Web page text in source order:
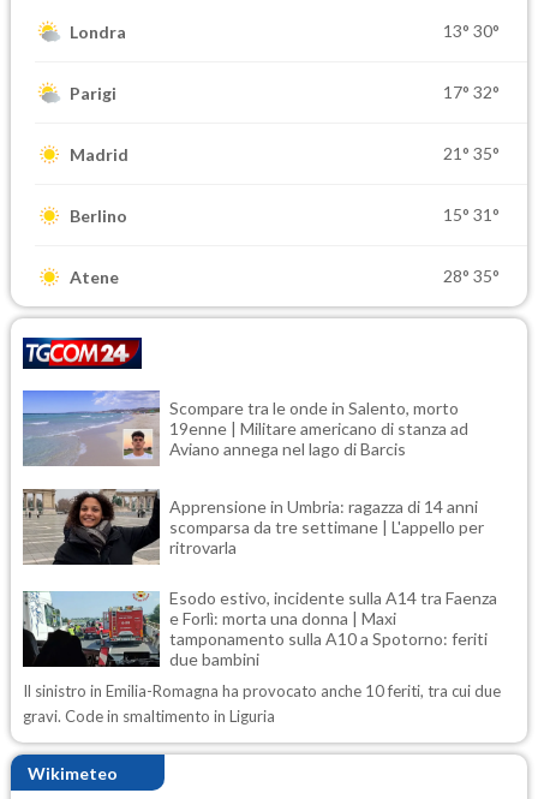
Londra 13° 30°
Parigi 17° 32°
Madrid 21° 35°
Berlino 15° 31°
Atene 28° 35°
Scompare tra le onde in Salento, morto
19enne | Militare americano di stanza ad
Aviano annega nel lago di Barcis
Apprensione in Umbria: ragazza di 14 anni
scomparsa da tre settimane | L'appello per
ritrovarla
Esodo estivo, incidente sulla A14 tra Faenza
e Forlì: morta una donna | Maxi
tamponamento sulla A10 a Spotorno: feriti
due bambini
Il sinistro in Emilia-Romagna ha provocato anche 10 feriti, tra cui due
gravi. Code in smaltimento in Liguria
Wikimeteo